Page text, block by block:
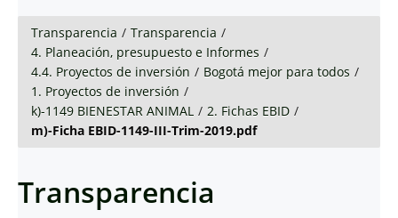
Transparencia / Transparencia /
4. Planeación, presupuesto e Informes /
4.4. Proyectos de inversión / Bogotá mejor para todos /
1. Proyectos de inversión /
k)-1149 BIENESTAR ANIMAL / 2. Fichas EBID /
m)-Ficha EBID-1149-III-Trim-2019.pdf
Transparencia